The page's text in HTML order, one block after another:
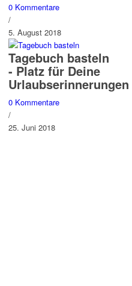
0 Kommentare
/
5. August 2018
Tagebuch basteln
- Platz für Deine
Urlaubserinnerungen
0 Kommentare
/
25. Juni 2018